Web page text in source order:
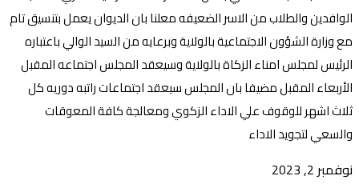
الوافدين والطلاب من الاسر الضعيفه معلنا بان الديوان يعمل بتنسيق تام
مع وزارة الشؤون الاجتماعية بالولاية وبرعايه من السيد الوالي باعتباره
الرئيس لمجلس امناء الزكاة بالولاية وسيعقد المجلس اجتماعه المقبل
الأربعاء المقبل مضيفا بان المجلس سيعقد اجتماعات راتبه دوريه كل
ثلاث اشهر للوقوف علي الاداء الزكوي ومعالجة كافة المعوقات
والسعي لتجويد الاداء
نوفمبر 2, 2023